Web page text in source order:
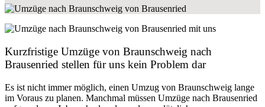
Kurzfristige Umzüge von Braunschweig nach
Brausenried stellen für uns kein Problem dar
Es ist nicht immer möglich, einen Umzug von Braunschweig lange
im Voraus zu planen. Manchmal müssen Umzüge nach Brausenried